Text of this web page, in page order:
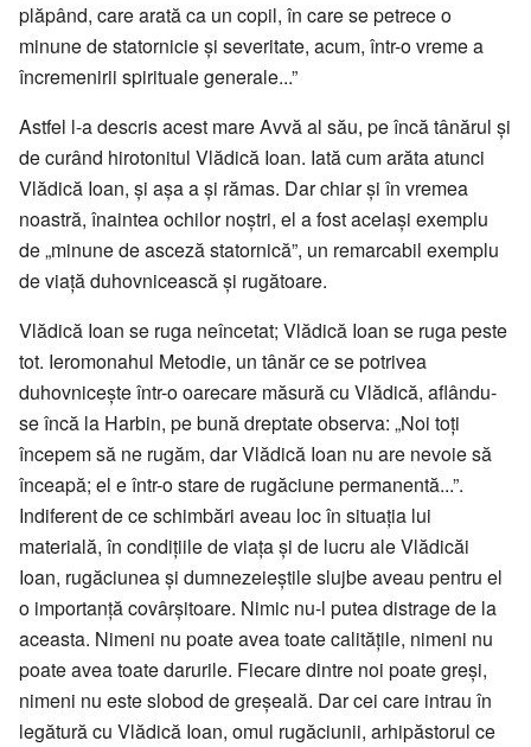
plăpând, care arată ca un copil, în care se petrece o
minune de statornicie și severitate, acum, într-o vreme a
încremenirii spirituale generale...”
Astfel l-a descris acest mare Avvă al său, pe încă tânărul și
de curând hirotonitul Vlădică Ioan. Iată cum arăta atunci
Vlădică Ioan, și așa a și rămas. Dar chiar și în vremea
noastră, înaintea ochilor noștri, el a fost același exemplu
de „minune de asceză statornică”, un remarcabil exemplu
de viață duhovnicească și rugătoare.
Vlădică Ioan se ruga neîncetat; Vlădică Ioan se ruga peste
tot. Ieromonahul Metodie, un tânăr ce se potrivea
duhovnicește într-o oarecare măsură cu Vlădică, aflându-
se încă la Harbin, pe bună dreptate observa: „Noi toți
începem să ne rugăm, dar Vlădică Ioan nu are nevoie să
înceapă; el e într-o stare de rugăciune permanentă...”.
Indiferent de ce schimbări aveau loc în situația lui
materială, în condițiile de viața și de lucru ale Vlădicăi
Ioan, rugăciunea și dumnezeieștile slujbe aveau pentru el
o importanță covârșitoare. Nimic nu-l putea distrage de la
aceasta. Nimeni nu poate avea toate calitățile, nimeni nu
poate avea toate darurile. Fiecare dintre noi poate greși,
nimeni nu este slobod de greșeală. Dar cei care intrau în
legătură cu Vlădică Ioan, omul rugăciunii, arhipăstorul ce